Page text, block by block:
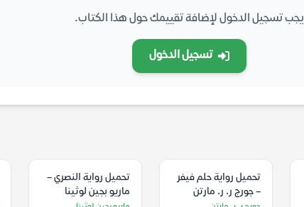
يجب تسجيل الدخول لإضافة تقييمك حول هذا الكتاب.
تسجيل الدخول
تحميل رواية حلم فيفر
– جورج ر. ر. مارتن
تحميل رواية النصري –
ماريو بجين لوثينا